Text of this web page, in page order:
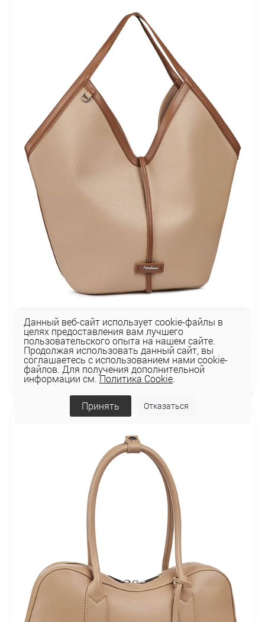
Сумка 116-151-39-4
156,16 руб
Данный веб-сайт использует cookie-файлы в
целях предоставления вам лучшего
пользовательского опыта на нашем сайте.
Продолжая использовать данный сайт, вы
соглашаетесь с использованием нами cookie-
файлов. Для получения дополнительной
информации см.Политика Cookie.
Принять Отказаться